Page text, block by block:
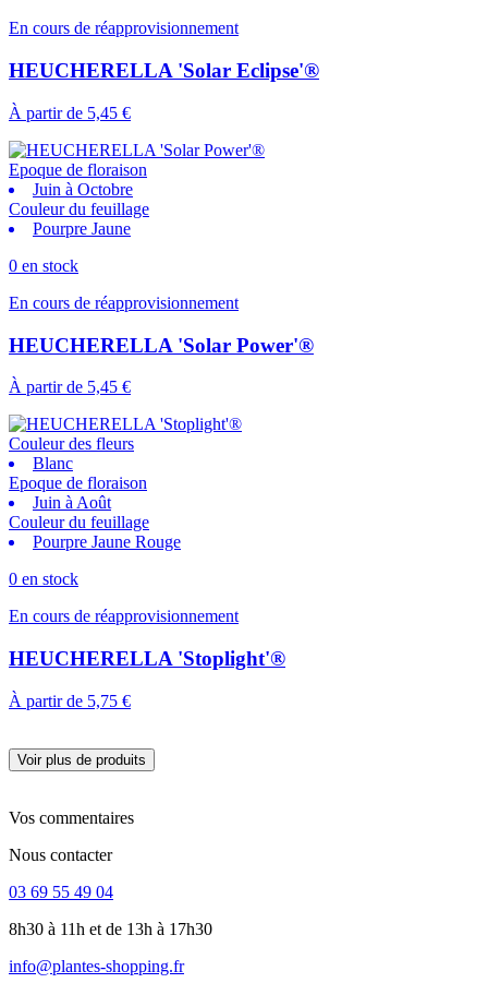
En cours de réapprovisionnement
HEUCHERELLA 'Solar Eclipse'®
À partir de 5,45 €
Epoque de floraison
Juin à Octobre
Couleur du feuillage
Pourpre Jaune
0 en stock
En cours de réapprovisionnement
HEUCHERELLA 'Solar Power'®
À partir de 5,45 €
Couleur des fleurs
Blanc
Epoque de floraison
Juin à Août
Couleur du feuillage
Pourpre Jaune Rouge
0 en stock
En cours de réapprovisionnement
HEUCHERELLA 'Stoplight'®
À partir de 5,75 €
Voir plus de produits
Vos commentaires
Nous contacter
03 69 55 49 04
8h30 à 11h et de 13h à 17h30
info@plantes-shopping.fr